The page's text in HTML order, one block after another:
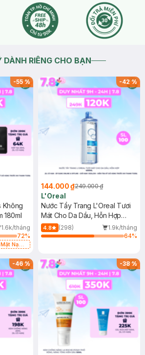
DÀNH RIÊNG CHO BẠN
-55%
Không
180ml
1.6k/tháng
72%
Nạ
-42%
144.000 ₫249.000 ₫
L'Oreal
Nước Tẩy Trang L'Oreal Tươi
Mát Cho Da Dầu, Hỗn Hợp
400ml
4.8 (298)
1.9k/tháng
64%
-46% -38%